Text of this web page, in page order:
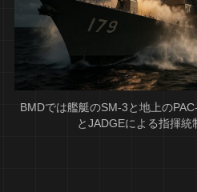
BMDでは艦艇のSM-3と地上の
とJADGEによる指揮統